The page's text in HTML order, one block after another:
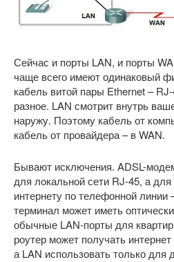
Сейчас и порты LAN, и порты
чаще всего имеют одинаковый
кабель витой пары Ethernet –
разное. LAN смотрит внутрь
наружу. Поэтому кабель от
кабель от провайдера – в WAN.
Бывают исключения. ADSL-
для локальной сети RJ-45, а
интернету по телефонной линии
терминал может иметь
обычные LAN-порты для
роутер может получать
а LAN использовать только для